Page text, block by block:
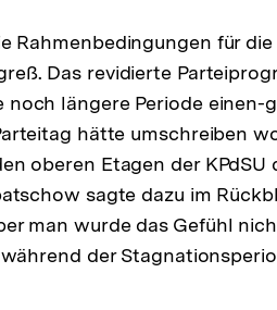
Rahmenbedingungen für
Das revidierte
längere Periode einen-
hätte umschreiben
oberen Etagen der KPdSU
sagte dazu im
man wurde das Gefühl
der